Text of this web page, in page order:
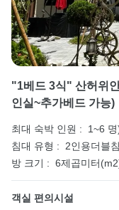
"1베드 3식" 산허위
인실~추가베드 가능)
최대 숙박 인원 :
1~6 명
침대 유형 :
2인용더블
방 크기 : 6제곱미터
객실 편의시설